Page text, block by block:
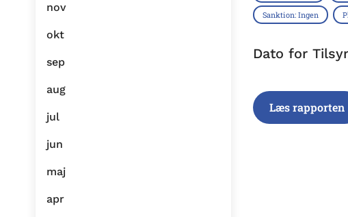
nov
okt
sep
aug
jul
jun
maj
apr
Sanktion: Ingen
Dato for
Læs rapporten